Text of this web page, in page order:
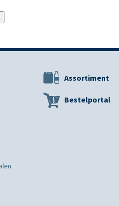
Assortiment
Bestelportal